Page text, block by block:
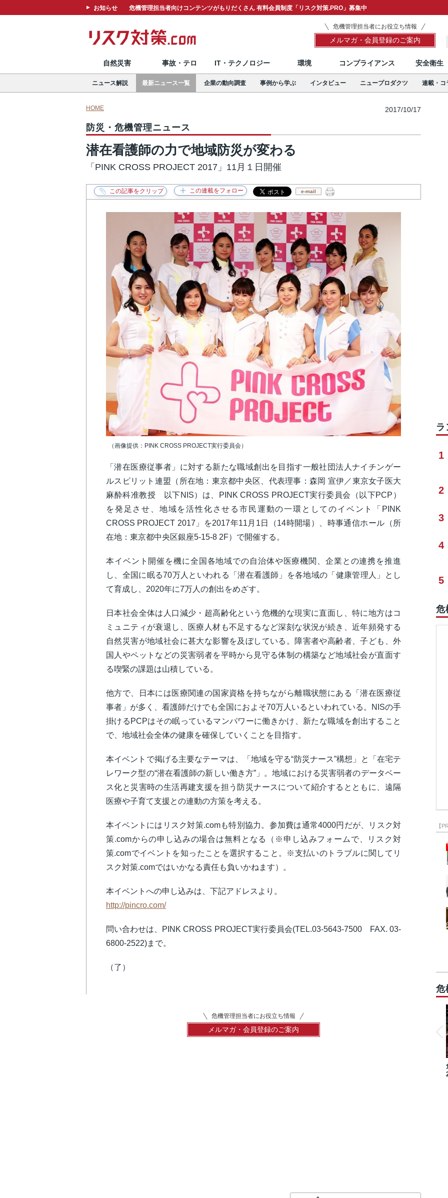
お知らせ 危機管理担当者向けコンテンツがもりだくさん 有料会員制度「リスク対策.PRO」募集中
危機管理担当者にお役立ち情報
メルマガ・会員登録のご案内
自然災害 事故・テロ IT・テクノロジー 環境 コンプライアンス 安全衛生
ニュース解説 最新ニュース一覧 企業の動向調査 事例から学ぶ インタビュー ニュープロダクツ 連載・コ
HOME 2017/10/17
防災・危機管理ニュース
潜在看護師の力で地域防災が変わる
「PINK CROSS PROJECT 2017」11月１日開催
e-mail
（画像提供：PINK CROSS PROJECT実行委員会）
「潜在医療従事者」に対する新たな職域創出を目指す一般社団法人ナイチンゲー
ルスピリット連盟（所在地：東京都中央区、代表理事：森岡 宣伊／東京女子医大
麻酔科准教授 以下NIS）は、PINK CROSS PROJECT実行委員会（以下PCP）
を発足させ、地域を活性化させる市民運動の一環としてのイベント「PINK
CROSS PROJECT 2017」を2017年11月1日（14時開場）、時事通信ホール（所
在地：東京都中央区銀座5-15-8 2F）で開催する。
本イベント開催を機に全国各地域での自治体や医療機関、企業との連携を推進
し、全国に眠る70万人といわれる「潜在看護師」を各地域の「健康管理人」とし
て育成し、2020年に7万人の創出をめざす。
日本社会全体は人口減少・超高齢化という危機的な現実に直面し、特に地方はコ
ミュニティが衰退し、医療人材も不足するなど深刻な状況が続き、近年頻発する
自然災害が地域社会に甚大な影響を及ぼしている。障害者や高齢者、子ども、外
国人やペットなどの災害弱者を平時から見守る体制の構築など地域社会が直面す
る喫緊の課題は山積している。
他方で、日本には医療関連の国家資格を持ちながら離職状態にある「潜在医療従
事者」が多く、看護師だけでも全国におよそ70万人いるといわれている。NISの手
掛けるPCPはその眠っているマンパワーに働きかけ、新たな職域を創出すること
で、地域社会全体の健康を確保していくことを目指す。
本イベントで掲げる主要なテーマは、「地域を守る“防災ナース”構想」と「在宅テ
レワーク型の“潜在看護師の新しい働き方”」。地域における災害弱者のデータベー
ス化と災害時の生活再建支援を担う防災ナースについて紹介するとともに、遠隔
医療や子育て支援との連動の方策を考える。
本イベントにはリスク対策.comも特別協力。参加費は通常4000円だが、リスク対
策.comからの申し込みの場合は無料となる（※申し込みフォームで、リスク対
策.comでイベントを知ったことを選択すること。※支払いのトラブルに関してリ
スク対策.comではいかなる責任も負いかねます）。
本イベントへの申し込みは、下記アドレスより。
http://pincro.com/
問い合わせは、PINK CROSS PROJECT実行委員会(TEL.03-5643-7500 FAX. 03-
6800-2522)まで。
（了）
危機管理担当者にお役立ち情報
メルマガ・会員登録のご案内
1
2
3
4
5
危
【
危